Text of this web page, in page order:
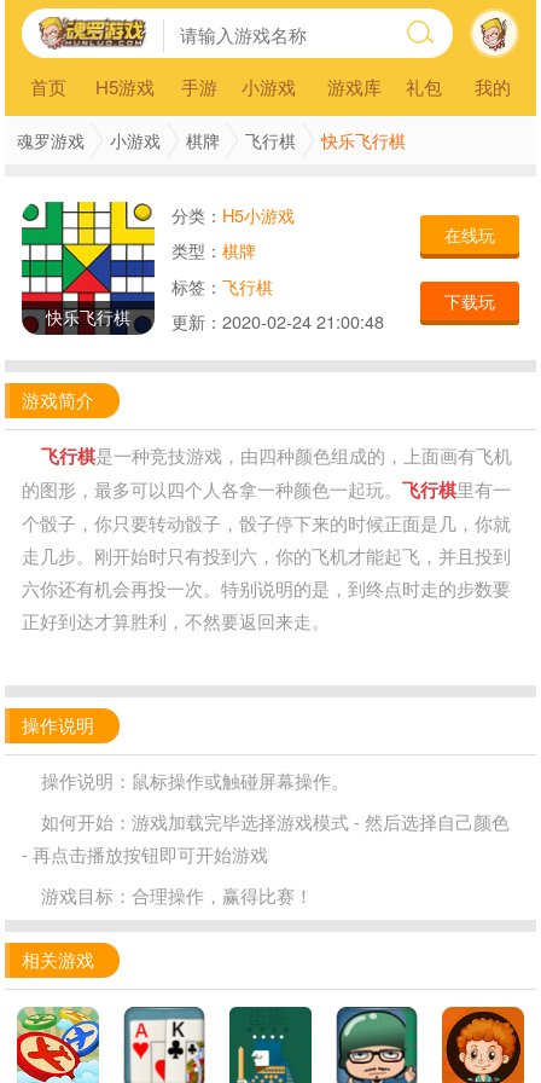
首页 H5游戏 手游 小游戏 游戏库 礼包 我的
魂罗游戏 小游戏 棋牌 飞行棋 快乐飞行棋
快乐飞行棋
分类： H5小游戏
类型： 棋牌
标签： 飞行棋
更新： 2020-02-24 21:00:48
在线玩
下载玩
游戏简介
飞行棋是一种竞技游戏，由四种颜色组成的，上面画有飞机
的图形，最多可以四个人各拿一种颜色一起玩。 飞行棋里有一
个骰子，你只要转动骰子，骰子停下来的时候正面是几，你就
走几步。刚开始时只有投到六，你的飞机才能起飞，并且投到
六你还有机会再投一次。特别说明的是，到终点时走的步数要
正好到达才算胜利，不然要返回来走。
操作说明
操作说明：鼠标操作或触碰屏幕操作。
如何开始：游戏加载完毕选择游戏模式 - 然后选择自己颜色
- 再点击播放按钮即可开始游戏
游戏目标：合理操作，赢得比赛！
相关游戏